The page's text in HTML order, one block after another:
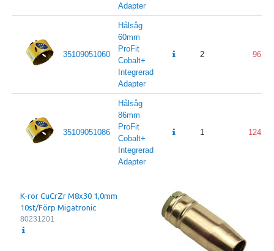
Adapter
35109051060
Hålsåg
60mm
ProFit
Cobalt+
Integrerad
Adapter
2 96
35109051086
Hålsåg
86mm
ProFit
Cobalt+
Integrerad
Adapter
1 124
K-rör CuCrZr M8x30 1,0mm
10st/Förp Migatronic
80231201